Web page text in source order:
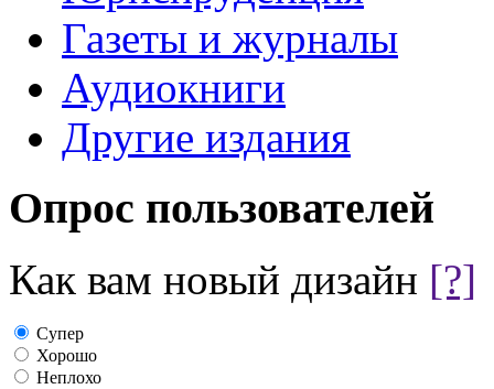
Газеты и журналы
Аудиокниги
Другие издания
Опрос пользователей
Как вам новый дизайн [?]
Супер
Хорошо
Неплохо